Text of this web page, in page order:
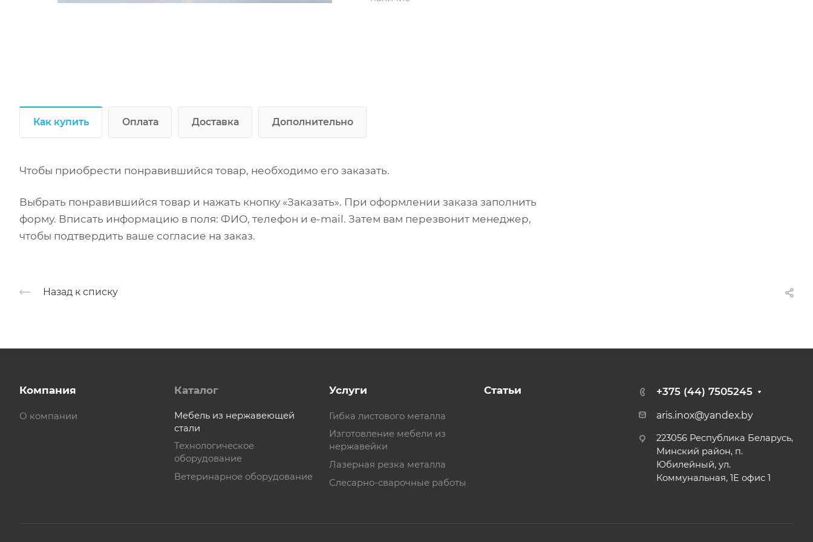
Как купить Оплата Доставка Дополнительно
Чтобы приобрести понравившийся товар, необходимо его заказать.
Выбрать понравившийся товар и нажать кнопку «Заказать». При оформлении заказа заполнить
форму. Вписать информацию в поля: ФИО, телефон и e-mail. Затем вам перезвонит менеджер,
чтобы подтвердить ваше согласие на заказ.
Назад к списку
Компания
О компании
Каталог
Мебель из нержавеющей
стали
Технологическое
оборудование
Ветеринарное оборудование
Услуги
Гибка листового металла
Изготовление мебели из
нержавейки
Лазерная резка металла
Слесарно-сварочные работы
Статьи +375 (44) 7505245
aris.inox@yandex.by
223056 Республика Беларусь,
Минский район, п.
Юбилейный, ул.
Коммунальная, 1Е офис 1